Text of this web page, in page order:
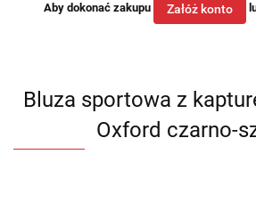
Aby dokonać zakupu Załóż konto
Bluza sportowa z
Oxford czarno-